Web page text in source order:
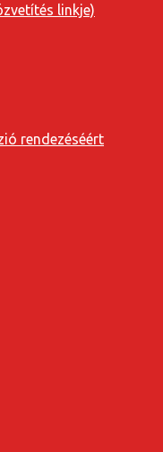
linkje)
rendezéséért